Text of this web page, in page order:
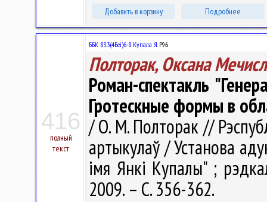
Добавить в корзину Подробнее
416
полный
текст
ББК 83.3(4Беі)6-8 Купала Я.Р96
Полторак, Оксана
Роман-спектакль
Гротескные формы в
/ О. М. Полторак //
артыкулаў / Установа
імя Янкі Купалы" ;
2009. – С. 356-362.